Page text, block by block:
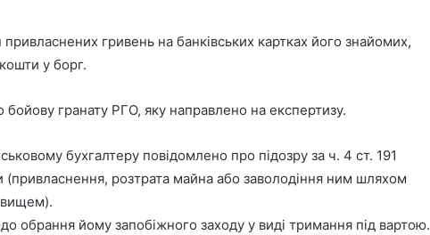
гривень на банківських картках його знайомих,
у борг.
бойову гранату РГО, яку направлено на експертизу.
бухгалтеру повідомлено про підозру за ч. 4 ст. 191
(привласнення, розтрата майна або заволодіння ним шляхом
обрання йому запобіжного заходу у виді тримання під вартою.